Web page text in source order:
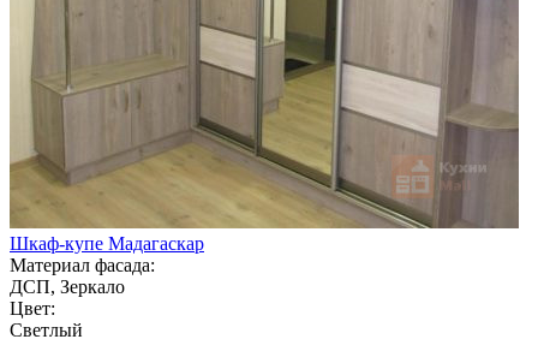
Шкаф-купе Мадагаскар
Материал фасада:
ДСП, Зеркало
Цвет:
Светлый